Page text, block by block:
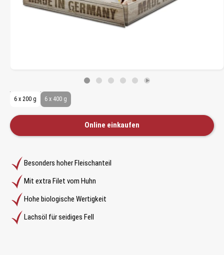
Besonders hoher Fleischanteil
Mit extra Filet vom Huhn
Hohe biologische Wertigkeit
Lachsöl für seidiges Fell
6 x 200 g 6 x 400 g
Online einkaufen